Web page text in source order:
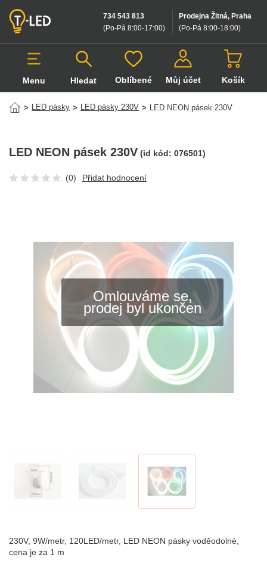
Prodejna Žitná, Praha
(Po-Pá 8:00-18:00)
734 543 813
(Po-Pá 8:00-17:00)
Menu Hledat
Hledat v produktech
Oblíbené Můj účet Košík
> LED pásky > LED pásky 230V > LED NEON pásek 230V
Omlouváme se,
prodej byl ukončen
LED NEON pásek 230V (id kód: 076501)
(0) Přidat hodnocení
230V, 9W/metr, 120LED/metr, LED NEON pásky voděodolné,
cena je za 1 m